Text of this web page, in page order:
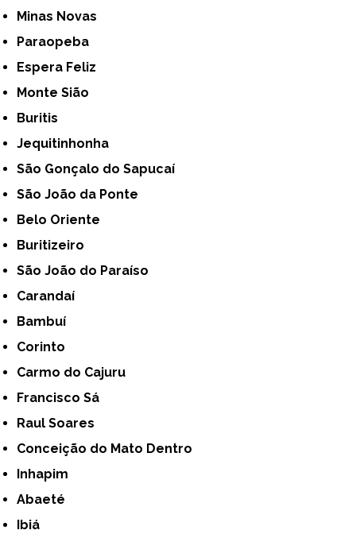
Minas Novas
Paraopeba
Espera Feliz
Monte Sião
Buritis
Jequitinhonha
São Gonçalo do Sapucaí
São João da Ponte
Belo Oriente
Buritizeiro
São João do Paraíso
Carandaí
Bambuí
Corinto
Carmo do Cajuru
Francisco Sá
Raul Soares
Conceição do Mato Dentro
Inhapim
Abaeté
Ibiá